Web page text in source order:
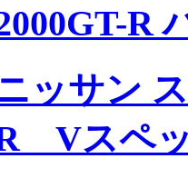
R
ッサン
Vスペ